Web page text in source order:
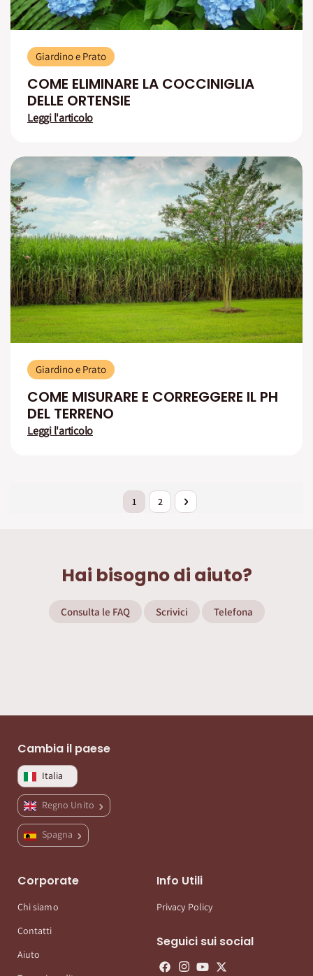
Giardino e Prato
COME ELIMINARE LA COCCINIGLIA
DELLE ORTENSIE
Leggi l'articolo
Giardino e Prato
COME MISURARE E CORREGGERE IL PH
DEL TERRENO
Leggi l'articolo
PaginaAttualmente stai leggendo la pagina
1 Pagina
2 Pagina
Successivo
Hai bisogno di aiuto?
Consulta le FAQ Scrivici Telefona
Cambia il paese
Italia
Regno Unito
Spagna
Corporate
Chi siamo
Contatti
Aiuto
Info Utili
Privacy Policy
Seguici sui social